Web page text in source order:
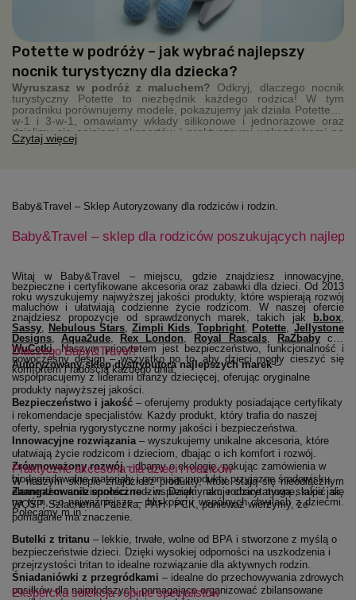
Potette w podróży – jak wybrać najlepszy
nocnik turystyczny dla dziecka?
Wyruszasz w podróż z maluchem? Odkryj, dlaczego nocnik
turystyczny Potette to niezbędnik każdego rodzica! W tym
poradniku porównujemy modele, pokazujemy jak działa Potette 2-
w-1 i 3-w-1, omawiamy wkłady silikonowe i jednorazowe oraz
dzielimy się opiniami ekspertów i praktycznymi wskazówkami na
wyjazdy. Kompaktowy, higieniczny, zawsze pod ręką – Potette
Czytaj więcej
Baby&Travel – Sklep Autoryzowany dla rodziców i rodzin.
Baby&Travel – sklep dla rodziców poszukujących
Witaj w Baby&Travel – miejscu, gdzie znajdziesz innowacyjne,
bezpieczne i certyfikowane akcesoria oraz zabawki dla dzieci. Od 2013
roku wyszukujemy najwyższej jakości produkty, które wspierają rozwój
maluchów i ułatwiają codzienne życie rodzicom. W naszej ofercie
znajdziesz propozycje od sprawdzonych marek, takich jak
b.box,
Sassy(otwiera się w nowym oknie)
, Nebulous Stars(otwiera się w nowym oknie)
, Zimpli Kids(otwiera się w nowym oknie)
, Topbright(otwiera się w nowym
, Potette(otwiera się
, Jellystone
Designs(otwiera się w nowym oknie)
, Aqua2ude(otwiera się w nowym oknie)
, Rex London (otwiera się w nowym oknie)
, Royal Rascals(otwiera się w
, RaZbaby czy
WuCetki(otwiera się w nowym oknie)
. Naszym priorytetem jest bezpieczeństwo, funkcjonalność i
nowoczesny design – wszystko po to, aby dzieci mogły cieszyć się
komfortem i radością każdego dnia.
Dlaczego Baby&Travel?
Autoryzowany sklep dystrybutora najlepszych marek–
współpracujemy z liderami branży dziecięcej, oferując oryginalne
produkty najwyższej jakości.
Bezpieczeństwo i jakość – oferujemy produkty posiadające certyfikaty
i rekomendacje specjalistów. Każdy produkt, który trafia do naszej
oferty, spełnia rygorystyczne normy jakości i bezpieczeństwa.
Innowacyjne rozwiązania– wyszukujemy unikalne akcesoria, które
ułatwiają życie rodzicom i dzieciom, dbając o ich komfort i rozwój.
Zrównoważony rozwój– dbamy o ekologię, pakując zamówienia w
biodegradowalne materiały i promując produkty przyjazne środowisku.
Zaangażowanie społeczne– wspieramy akcje charytatywne, takie jak
WOŚP, Szlachetna Paczka, PAH i PCK, ponieważ wierzymy, że
pomaganie ma znaczenie.
Praktyczne akcesoria dla dzieci i rodziców
W naszym sklepie znajdziesz produkty, które stają się nieodłącznym
elementem codzienności rodzin. Dzięki nam rodzice mogą skupić się
na tym, co najważniejsze – bliskości i wspólnych chwilach z dziećmi.
Polecamy m.in.:
Butelki z tritanu – lekkie, trwałe, wolne od BPA i stworzone z myślą o
bezpieczeństwie dzieci. Dzięki wysokiej odporności na uszkodzenia i
przejrzystości tritan to idealne rozwiązanie dla aktywnych rodzin.
Śniadaniówki z przegródkami – idealne do przechowywania zdrowych
posiłków dla najmłodszych, pomagające organizować zbilansowane
Ekspercka selekcja i opinie specjalistów